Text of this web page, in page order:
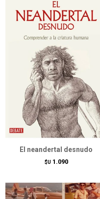
El neandertal desnudo
$U 1.090